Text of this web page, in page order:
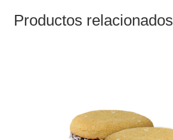
Productos relacionados